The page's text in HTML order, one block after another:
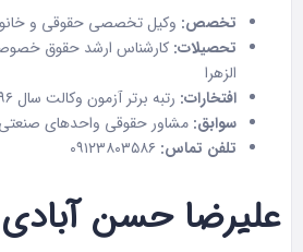
تخصص: وکیل تخصصی حقوقی و
تحصیلات: کارشناس ارشد حقوق
الزهرا
افتخارات: رتبه برتر آزمون وکالت سال ۱۳۹۶
سوابق: مشاور حقوقی واحدهای صنعتی
تلفن تماس:
علیرضا حسن آبادی